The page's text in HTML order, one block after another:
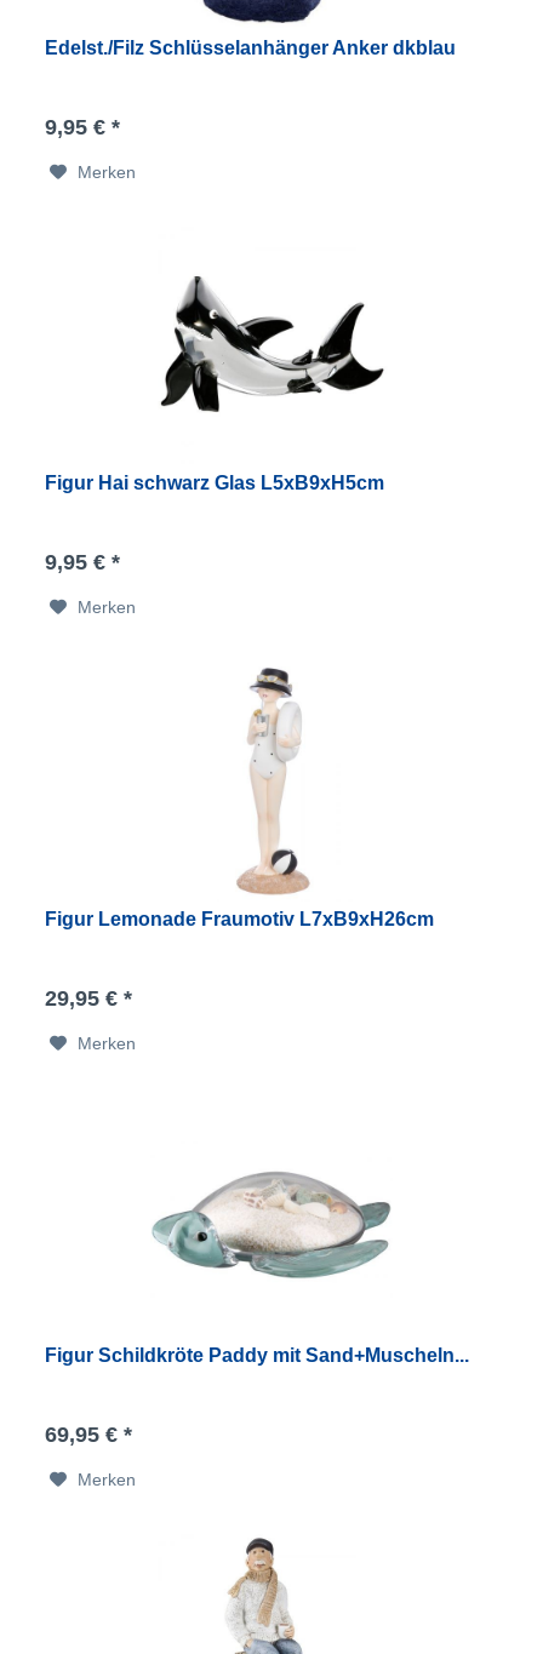
Edelst./Filz Schlüsselanhänger Anker dkblau
9,95 € *
Merken
Figur Hai schwarz Glas L5xB9xH5cm
9,95 € *
Merken
Figur Lemonade Fraumotiv L7xB9xH26cm
29,95 € *
Merken
Figur Schildkröte Paddy mit Sand+Muscheln...
69,95 € *
Merken